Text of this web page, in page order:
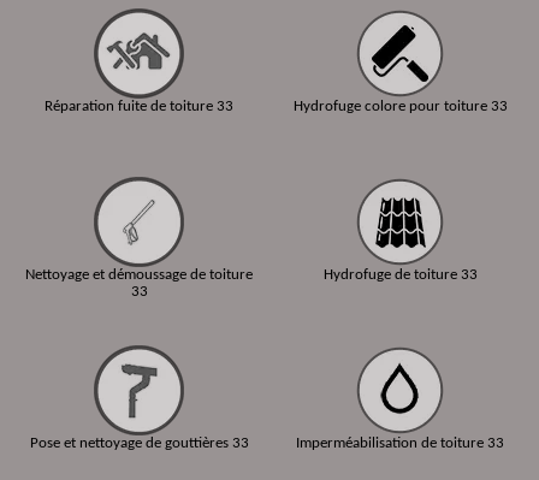
Réparation fuite de toiture 33
Nettoyage et démoussage de toiture
33
Pose et nettoyage de gouttières 33
Hydrofuge colore pour toiture 33
Hydrofuge de toiture 33
Imperméabilisation de toiture 33